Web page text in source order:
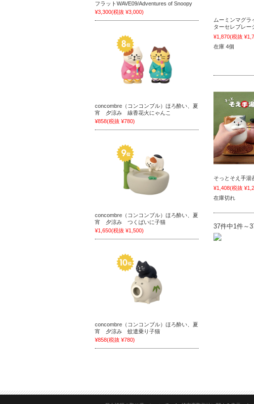
ムーミンマグ
ターセレブレー
¥1,870(税抜
在庫 4個
そっとそえ手湯
¥1,408(税抜
在庫切れ
37件中1件～
フラットWAVE09/Adventures of Snoopy
¥3,300(税抜 ¥3,000)
concombre（コンコンブル）ほろ酔い、夏
宵 夕涼み 線香花火にゃんこ
¥858(税抜 ¥780)
concombre（コンコンブル）ほろ酔い、夏
宵 夕涼み つくばいに子猫
¥1,650(税抜 ¥1,500)
concombre（コンコンブル）ほろ酔い、夏
宵 夕涼み 蚊遣乗り子猫
¥858(税抜 ¥780)